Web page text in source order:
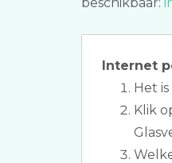
Internet
Het
Klik